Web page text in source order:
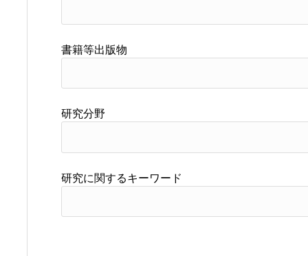
書籍等出版物
研究分野
研究に関するキーワード